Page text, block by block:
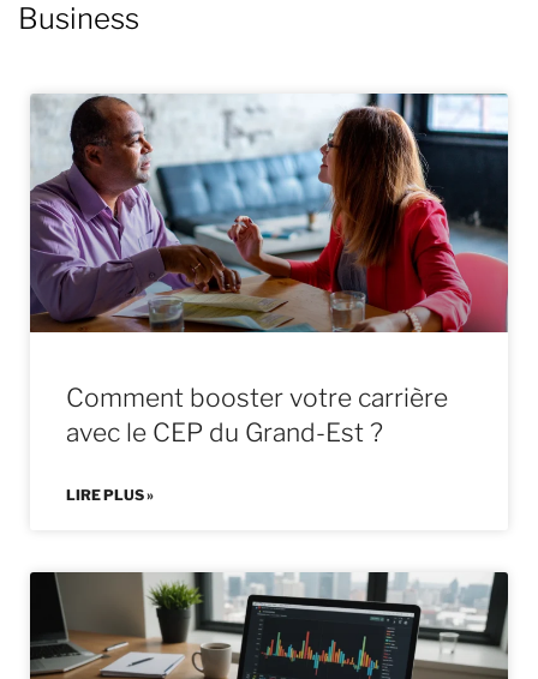
Business
Comment booster votre carrière
avec le CEP du Grand-Est ?
LIRE PLUS »